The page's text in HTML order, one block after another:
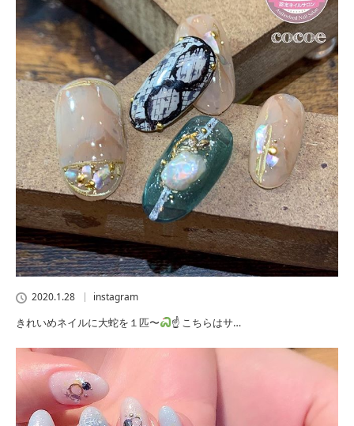
2020.1.28 instagram
きれいめネイルに大蛇を１匹〜 ☝こちらはサ…